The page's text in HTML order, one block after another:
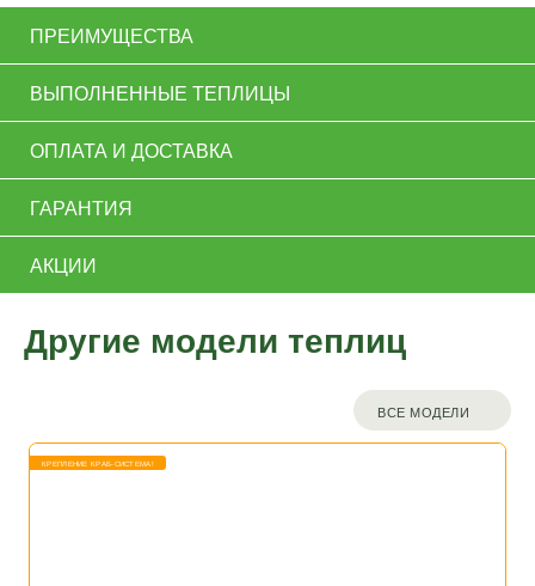
ПРЕИМУЩЕСТВА
ВЫПОЛНЕННЫЕ ТЕПЛИЦЫ
ОПЛАТА И ДОСТАВКА
ГАРАНТИЯ
АКЦИИ
Другие модели теплиц
ВСЕ МОДЕЛИ
КРЕПЛЕНИЕ КРАБ-СИСТЕМА!